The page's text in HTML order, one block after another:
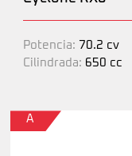
Potencia: 70.2 cv
Cilindrada: 650 cc
A